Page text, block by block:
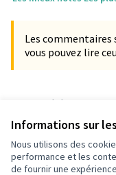
Informations sur
Nous utilisons des
performance et les
de fournir une
Les
vous pouvez lire
Référence :
Conditions d'utilisation